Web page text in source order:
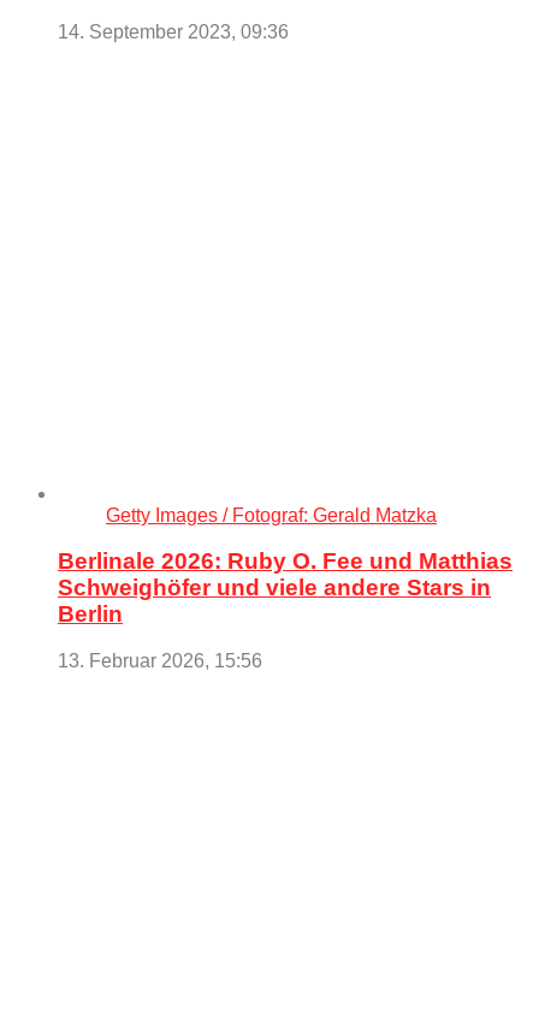
14. September 2023, 09:36
Getty Images / Fotograf: Gerald Matzka
Berlinale 2026: Ruby O. Fee und Matthias
Schweighöfer und viele andere Stars in
Berlin
13. Februar 2026, 15:56